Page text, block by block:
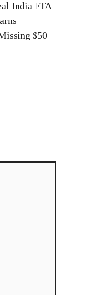
India FTA
$50